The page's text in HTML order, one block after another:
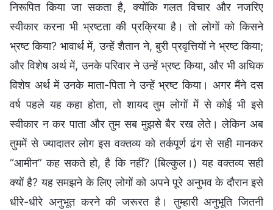
निरूपित किया जा सकता है, क्योंकि गलत विचार और नजरिए
स्वीकार करना भी भ्रष्टता की प्रक्रिया है। तो लोगों को किसने
भ्रष्ट किया? भावार्थ में, उन्हें शैतान ने, बुरी प्रवृत्तियों ने भ्रष्ट किया;
और विशेष अर्थ में, उनके परिवार ने उन्हें भ्रष्ट किया, और भी अधिक
विशेष अर्थ में उनके माता-पिता ने उन्हें भ्रष्ट किया। अगर मैंने दस
वर्ष पहले यह कहा होता, तो शायद तुम लोगों में से कोई भी इसे
स्वीकार न कर पाता और तुम सब मुझसे बैर रख लेते। लेकिन अब
तुममें से ज्यादातर लोग इस वक्तव्य को तर्कपूर्ण ढंग से सही मानकर
“आमीन” कह सकते हो, है कि नहीं? (बिल्कुल।) यह वक्तव्य सही
क्यों है? यह समझने के लिए लोगों को अपने पूरे अनुभव के दौरान इसे
धीरे-धीरे अनुभूत करने की जरूरत है। तुम्हारी अनुभूति जितनी